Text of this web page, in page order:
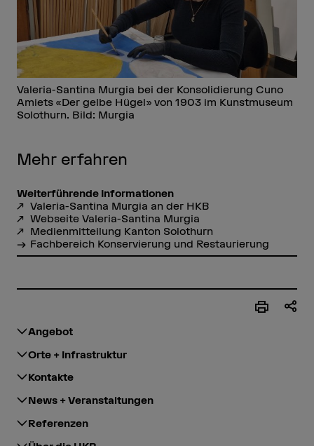
Valeria-Santina Murgia bei der Konsolidierung Cuno
Amiets «Der gelbe Hügel» von 1903 im Kunstmuseum
Solothurn. Bild: Murgia
Mehr erfahren
Weiterführende Informationen
Valeria-Santina Murgia an der HKB
Webseite Valeria-Santina Murgia
Medienmitteilung Kanton Solothurn
Fachbereich Konservierung und Restaurierung
Angebot
Orte + Infrastruktur
Kontakte
News + Veranstaltungen
Referenzen